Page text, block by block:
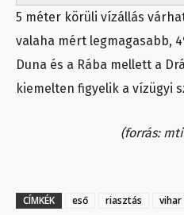
5 méter körüli vízállás
valaha mért legmagasabb,
Duna és a Rába mellett a
kiemelten figyelik a vízügyi
(forrás:
CÍMKÉK eső riasztás vihar